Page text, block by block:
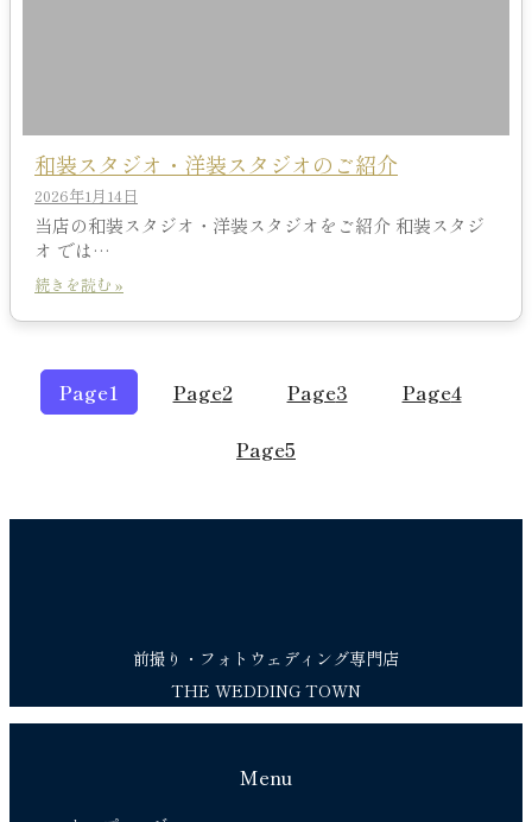
和装スタジオ・洋装スタジオのご紹介
2026年1月14日
当店の和装スタジオ・洋装スタジオをご紹介 和装スタジ
オ では…
続きを読む »
Page1 Page2 Page3 Page4
Page5
前撮り・フォトウェディング専門店
THE WEDDING TOWN
Menu